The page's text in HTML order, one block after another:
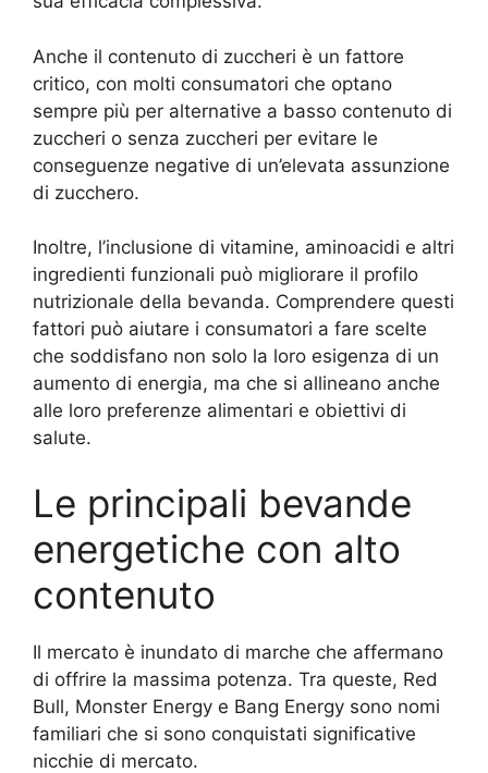
Anche il contenuto di zuccheri è un fattore
critico, con molti consumatori che optano
sempre più per alternative a basso contenuto di
zuccheri o senza zuccheri per evitare le
conseguenze negative di un’elevata assunzione
di zucchero.
Inoltre, l’inclusione di vitamine, aminoacidi e altri
ingredienti funzionali può migliorare il profilo
nutrizionale della bevanda. Comprendere questi
fattori può aiutare i consumatori a fare scelte
che soddisfano non solo la loro esigenza di un
aumento di energia, ma che si allineano anche
alle loro preferenze alimentari e obiettivi di
salute.
Le principali bevande
energetiche con alto
contenuto
Il mercato è inundato di marche che affermano
di offrire la massima potenza. Tra queste, Red
Bull, Monster Energy e Bang Energy sono nomi
familiari che si sono conquistati significative
nicchie di mercato.